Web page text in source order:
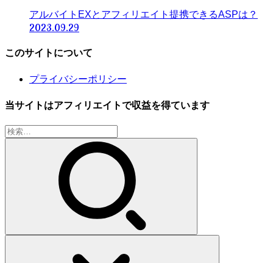
アルバイトEXとアフィリエイト提携できるASPは？
2023.09.29
このサイトについて
プライバシーポリシー
当サイトはアフィリエイトで収益を得ています
検
索: